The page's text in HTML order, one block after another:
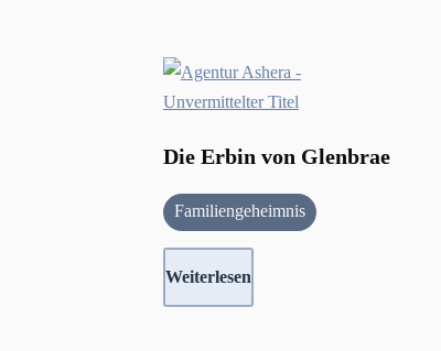
Die Erbin von Glenbrae
Familiengeheimnis
Weiterlesen